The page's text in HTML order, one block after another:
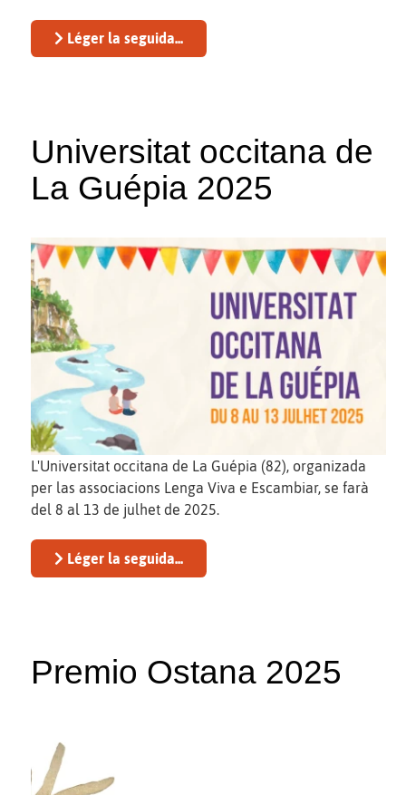
Léger la seguida...
Universitat occitana de
La Guépia 2025
L'Universitat occitana de La Guépia (82), organizada
per las associacions Lenga Viva e Escambiar, se farà
del 8 al 13 de julhet de 2025.
Léger la seguida...
Premio Ostana 2025